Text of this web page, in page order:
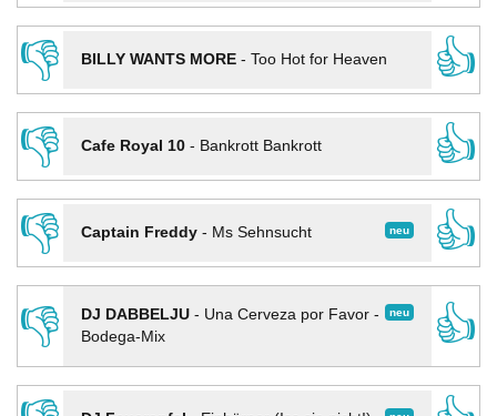
👎
BILLY WANTS MORE- Too Hot for Heaven
👍
👎
Cafe Royal 10- Bankrott Bankrott
👍
👎
neu
Captain Freddy- Ms Sehnsucht
👍
👎
neu
DJ DABBELJU- Una Cerveza por Favor -
Bodega-Mix
👍